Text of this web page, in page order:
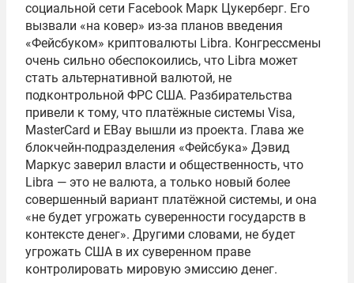
социальной сети Facebook Марк Цукерберг. Его
вызвали «на ковер» из-за планов введения
«Фейсбуком» криптовалюты Libra. Конгрессмены
очень сильно обеспокоились, что Libra может
стать альтернативной валютой, не
подконтрольной ФРС США. Разбирательства
привели к тому, что платёжные системы Visa,
MasterCard и EBay вышли из проекта. Глава же
блокчейн-подразделения «Фейсбука» Дэвид
Маркус заверил власти и общественность, что
Libra — это не валюта, а только новый более
совершенный вариант платёжной системы, и она
«не будет угрожать суверенности государств в
контексте денег». Другими словами, не будет
угрожать США в их суверенном праве
контролировать мировую эмиссию денег.